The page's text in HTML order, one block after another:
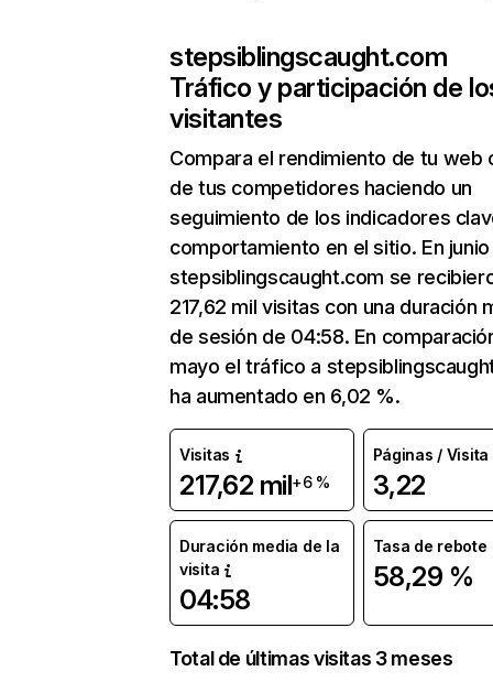
stepsiblingscaught.com
Tráfico y participación de
visitantes
Compara el rendimiento de tu web
de tus competidores haciendo un
seguimiento de los indicadores
comportamiento en el sitio. En junio
stepsiblingscaught.com se
217,62 mil visitas con una duración
de sesión de 04:58. En
mayo el tráfico a
ha aumentado en 6,02 %.
Visitas
217,62 mil+6 %
Páginas / Visita
3,22
Duración media de la
visita
04:58
Tasa de rebote
58,29 %
Total de últimas visitas 3 meses